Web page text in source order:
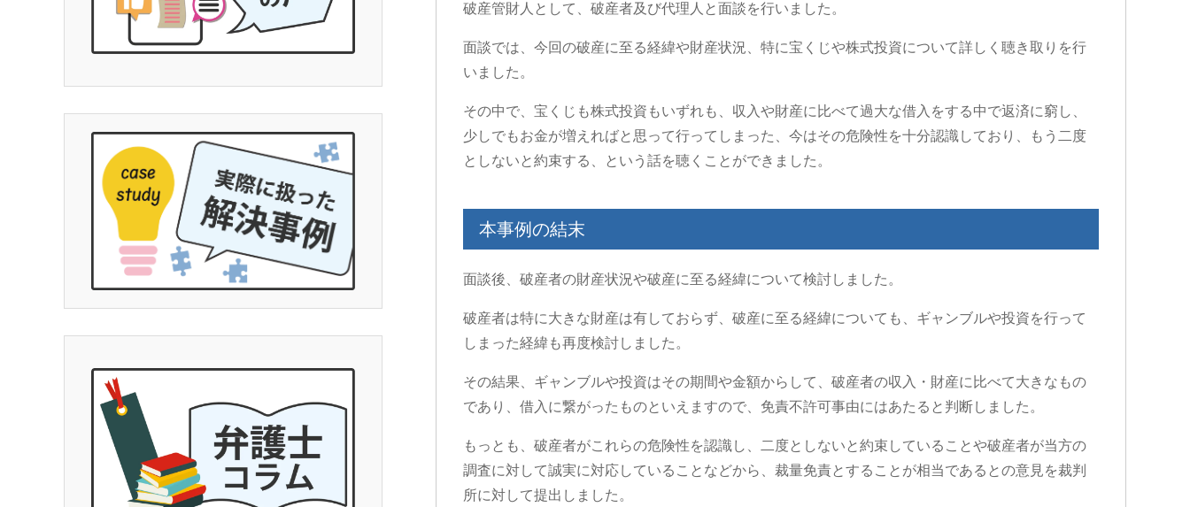
破産管財人として、破産者及び代理人と面談を行いました。
面談では、今回の破産に至る経緯や財産状況、特に宝くじや株式投資について詳しく聴き取りを行
いました。
その中で、宝くじも株式投資もいずれも、収入や財産に比べて過大な借入をする中で返済に窮し、
少しでもお金が増えればと思って行ってしまった、今はその危険性を十分認識しており、もう二度
としないと約束する、という話を聴くことができました。
本事例の結末
面談後、破産者の財産状況や破産に至る経緯について検討しました。
破産者は特に大きな財産は有しておらず、破産に至る経緯についても、ギャンブルや投資を行って
しまった経緯も再度検討しました。
その結果、ギャンブルや投資はその期間や金額からして、破産者の収入・財産に比べて大きなもの
であり、借入に繋がったものといえますので、免責不許可事由にはあたると判断しました。
もっとも、破産者がこれらの危険性を認識し、二度としないと約束していることや破産者が当方の
調査に対して誠実に対応していることなどから、裁量免責とすることが相当であるとの意見を裁判
所に対して提出しました。